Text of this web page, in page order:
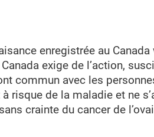
enregistrée au
exige de l’action,
commun avec les
de la maladie et ne
crainte du cancer de